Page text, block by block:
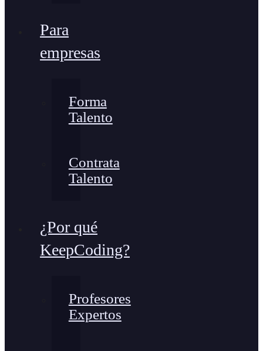
Para
empresas
Forma
Talento
Contrata
Talento
¿Por qué
KeepCoding?
Profesores
Expertos